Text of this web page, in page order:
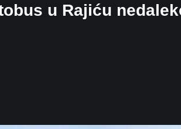
u Rajiću